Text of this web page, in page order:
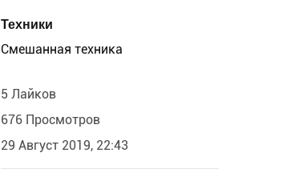
Техники
Смешанная техника
5 Лайков
676 Просмотров
29 Август 2019, 22:43